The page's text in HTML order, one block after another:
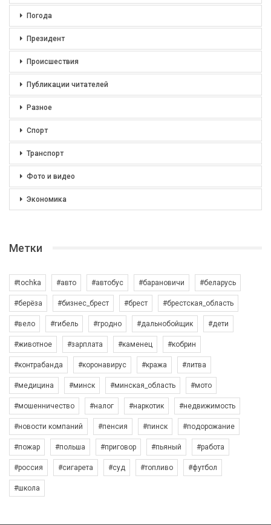
Погода
Президент
Происшествия
Публикации читателей
Разное
Спорт
Транспорт
Фото и видео
Экономика
Метки
#tochka #авто #автобус #барановичи #беларусь
#берёза #бизнес_брест #брест #брестская_область
#вело #гибель #гродно #дальнобойщик #дети
#животное #зарплата #каменец #кобрин
#контрабанда #коронавирус #кража #литва
#медицина #минск #минская_область #мото
#мошенничество #налог #наркотик #недвижимость
#новости компаний #пенсия #пинск #подорожание
#пожар #польша #приговор #пьяный #работа
#россия #сигарета #суд #топливо #футбол
#школа